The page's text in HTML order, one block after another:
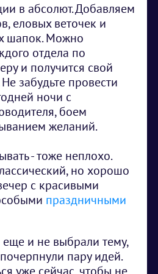
в абсолют. Добавляем
еловых веточек и
шапок. Можно
отдела по
и получится свой
Не забудьте провести
ночи с
боем
желаний.
- тоже неплохо.
но хорошо
с красивыми
праздничными
и не выбрали тему,
пару идей.